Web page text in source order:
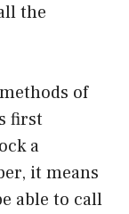
the
of
first
a
it means
able to call